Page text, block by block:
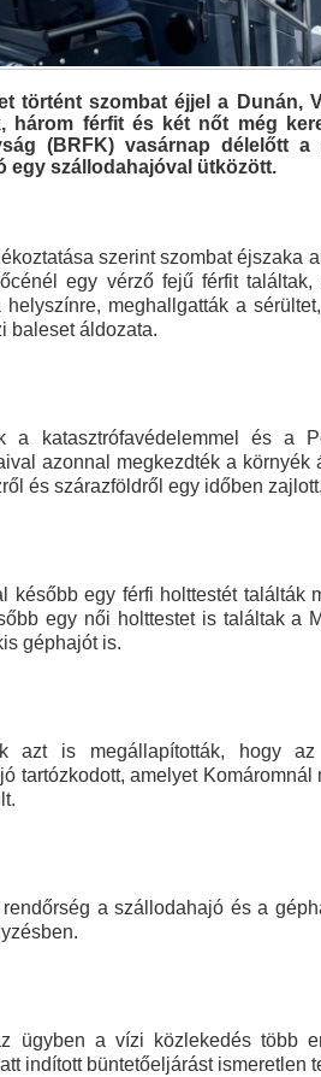
történt szombat éjjel a Dunán,
három férfit és két nőt még
(BRFK) vasárnap délelőtt
egy szállodahajóval ütközött.
szerint szombat éjszaka
egy vérző fejű férfit
helyszínre, meghallgatták a
baleset áldozata.
a katasztrófavédelemmel és a
azonnal megkezdték a
és szárazföldről egy időben zajlott.
később egy férfi holttestét találták
egy női holttestet is találtak a
géphajót is.
azt is megállapították, hogy
tartózkodott, amelyet
a szállodahajó és a
ügyben a vízi közlekedés több
indított büntetőeljárást ismeretlen